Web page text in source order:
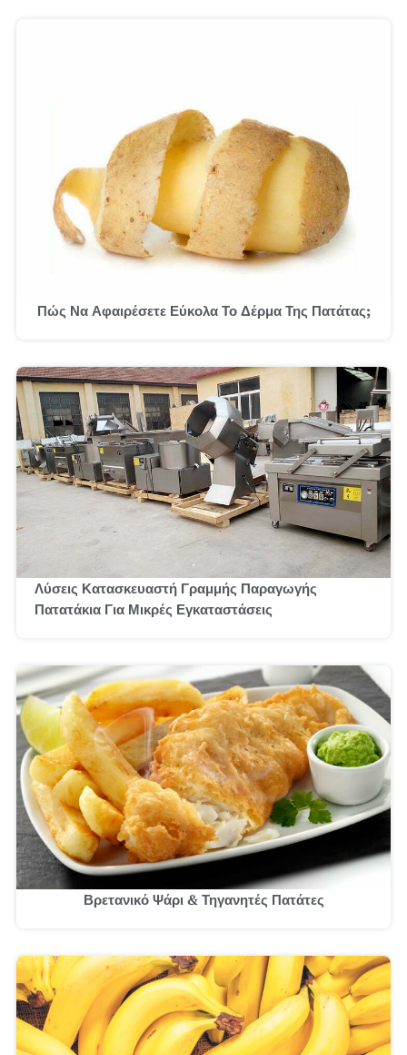
Πώς Να Αφαιρέσετε Εύκολα Το Δέρμα Της Πατάτας;
Λύσεις Κατασκευαστή Γραμμής Παραγωγής
Πατατάκια Για Μικρές Εγκαταστάσεις
Βρετανικό Ψάρι & Τηγανητές Πατάτες